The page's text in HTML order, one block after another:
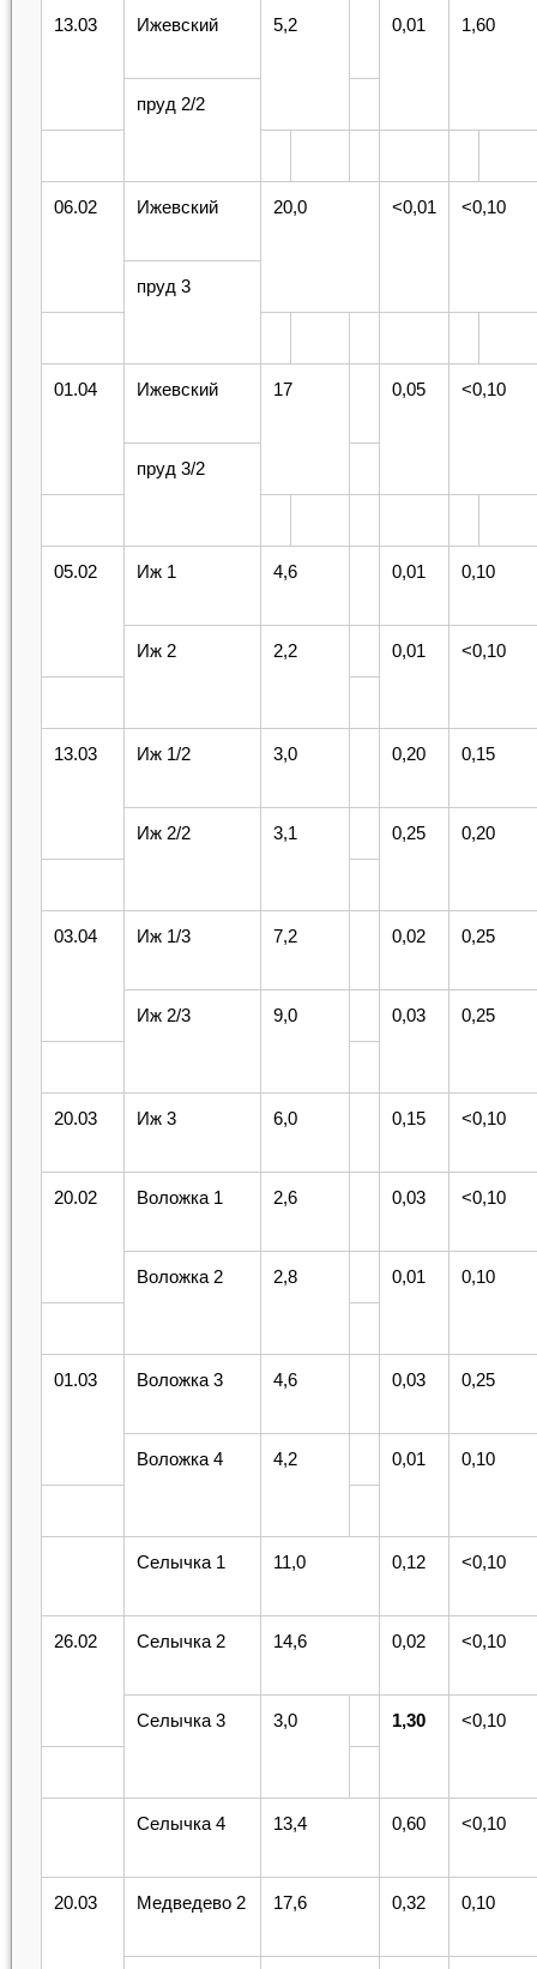
13.03 Ижевский 5,2 0,01 1,60
пруд 2/2
06.02 Ижевский 20,0 <0,01 <0,10
пруд 3
01.04 Ижевский 17 0,05 <0,10
пруд 3/2
05.02 Иж 1 4,6 0,01 0,10
Иж 2 2,2 0,01 <0,10
13.03 Иж 1/2 3,0 0,20 0,15
Иж 2/2 3,1 0,25 0,20
03.04 Иж 1/3 7,2 0,02 0,25
Иж 2/3 9,0 0,03 0,25
20.03 Иж 3 6,0 0,15 <0,10
20.02 Воложка 1 2,6 0,03 <0,10
Воложка 2 2,8 0,01 0,10
01.03 Воложка 3 4,6 0,03 0,25
Воложка 4 4,2 0,01 0,10
Селычка 1 11,0 0,12 <0,10
26.02 Селычка 2 14,6 0,02 <0,10
Селычка 3 3,0 1,30 <0,10
Селычка 4 13,4 0,60 <0,10
20.03 Медведево 2 17,6 0,32 0,10